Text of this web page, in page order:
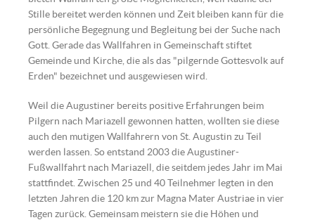
Stille bereitet werden können und Zeit bleiben kann für die
persönliche Begegnung und Begleitung bei der Suche nach
Gott. Gerade das Wallfahren in Gemeinschaft stiftet
Gemeinde und Kirche, die als das "pilgernde Gottesvolk auf
Erden" bezeichnet und ausgewiesen wird.
Weil die Augustiner bereits positive Erfahrungen beim
Pilgern nach Mariazell gewonnen hatten, wollten sie diese
auch den mutigen Wallfahrern von St. Augustin zu Teil
werden lassen. So entstand 2003 die Augustiner-
Fußwallfahrt nach Mariazell, die seitdem jedes Jahr im Mai
stattfindet. Zwischen 25 und 40 Teilnehmer legten in den
letzten Jahren die 120 km zur Magna Mater Austriae in vier
Tagen zurück. Gemeinsam meistern sie die Höhen und